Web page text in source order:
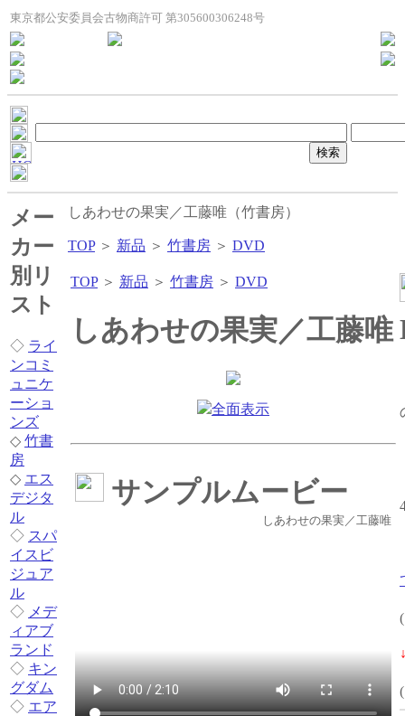
東京都公安委員会古物商許可 第305600306248号
メー
カー
別リ
スト
◇ ライ
ンコミ
ュニケ
ーショ
ンズ
◇ 竹書
房
◇ エス
デジタ
ル
◇ スパ
イスビ
ジュア
ル
◇ メデ
ィアブ
ランド
◇ キン
グダム
◇ エア
しあわせの果実／工藤唯（竹書房）
TOP＞ 新品 ＞ 竹書房 ＞ DVD
TOP＞ 新品 ＞ 竹書房 ＞ DVD
しあわせの果実／工藤唯
全面表示
サンプルムービー
しあわせの果実／工藤唯